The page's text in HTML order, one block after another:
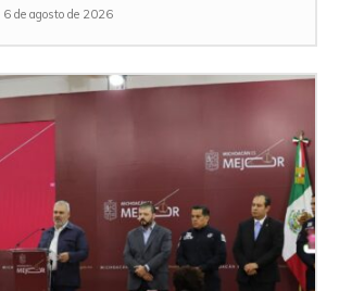
6 de agosto de 2026